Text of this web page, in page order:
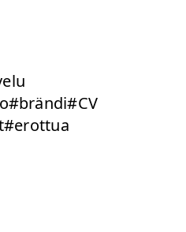
#brändi#CV
#erottua